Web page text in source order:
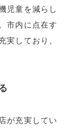
児童を減らし
市内に点在す
実しており、
が充実してい